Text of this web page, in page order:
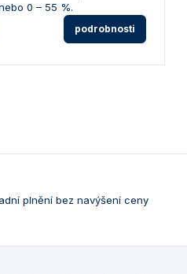
0 – 55 %.
podrobnosti
plnění bez navýšení ceny